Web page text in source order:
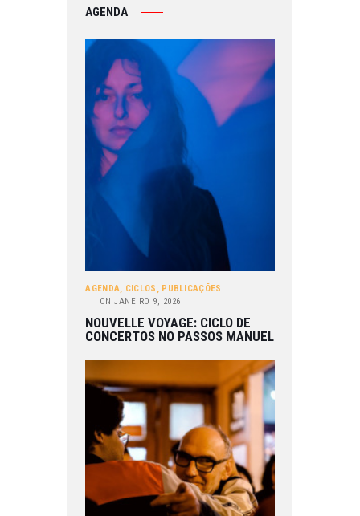
AGENDA
AGENDA, CICLOS , PUBLICAÇÕES
ON JANEIRO 9, 2026
NOUVELLE VOYAGE: CICLO DE
CONCERTOS NO PASSOS MANUEL